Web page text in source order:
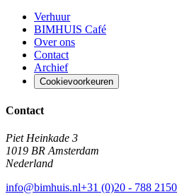
Verhuur
BIMHUIS Café
Over ons
Contact
Archief
Cookievoorkeuren
Contact
Piet Heinkade 3
1019 BR Amsterdam
Nederland
info@bimhuis.nl+31 (0)20 - 788 2150